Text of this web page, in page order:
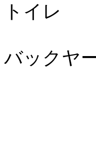
トイレ
バックヤ